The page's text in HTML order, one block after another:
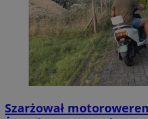
Szarżował